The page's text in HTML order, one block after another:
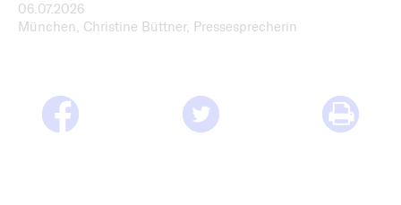
06.07.2026
München, Christine Büttner, Pressesprecherin